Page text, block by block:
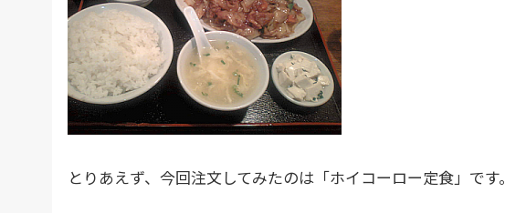
とりあえず、今回注文してみたのは「ホイコーロー定食」です。